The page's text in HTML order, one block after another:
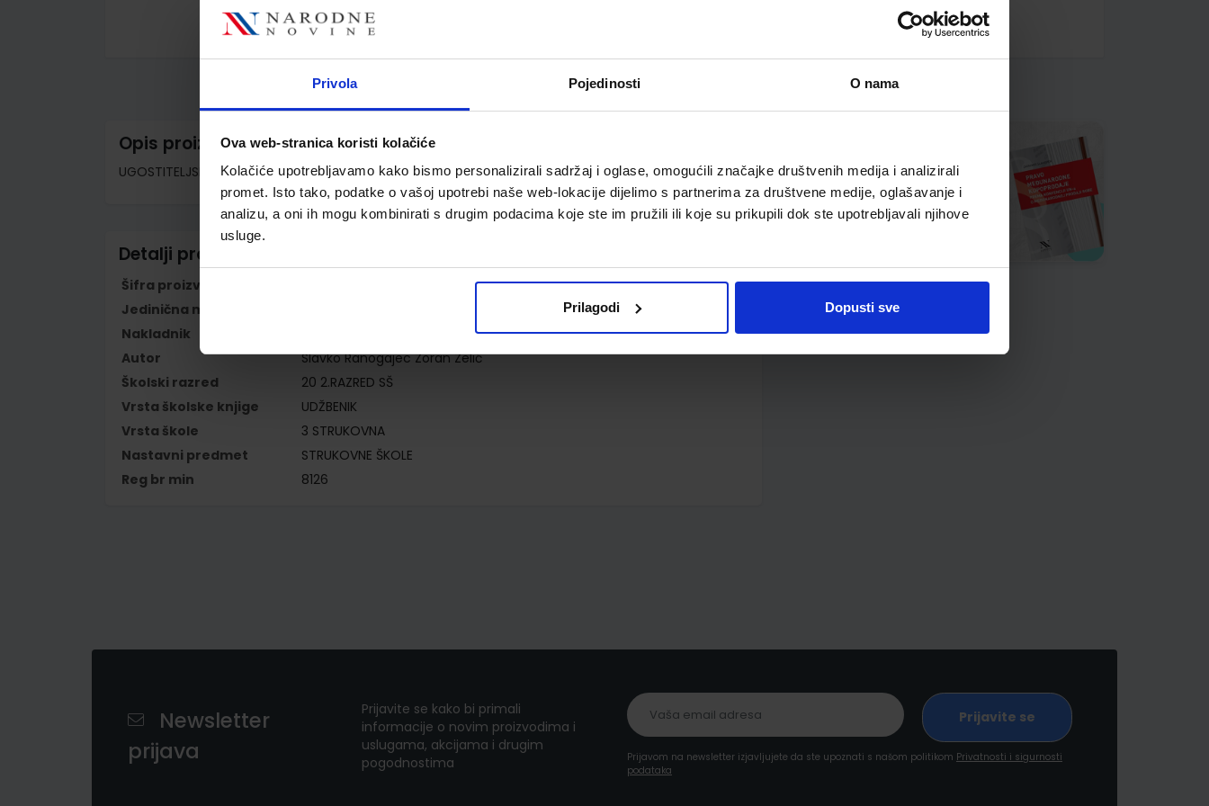
Privola Pojedinosti O nama
Ova web-stranica koristi kolačiće
Kolačiće upotrebljavamo kako bismo personalizirali sadržaj i oglase, omogućili značajke društvenih medija i analizirali
promet. Isto tako, podatke o vašoj upotrebi naše web-lokacije dijelimo s partnerima za društvene medije, oglašavanje i
analizu, a oni ih mogu kombinirati s drugim podacima koje ste im pružili ili koje su prikupili dok ste upotrebljavali njihove
usluge.
Prilagodi Dopusti sve
gallery
Opis proizvoda
UGOSTITELJSKO POSLUŽIVANJE; udžbenik za 2. razred srednjih strukovnih škola
Detalji proizvoda
Šifra proizvoda
Jedinična mjera
Nakladnik
Autor
Slavko Ranogajec Zoran Zelić
Školski razred
20 2.RAZRED SŠ
Vrsta školske knjige
UDŽBENIK
Vrsta škole
3 STRUKOVNA
Nastavni predmet
STRUKOVNE ŠKOLE
Reg br min
8126
Newsletter
prijava
Prijavite se kako bi primali
informacije o novim proizvodima i
uslugama, akcijama i drugim
pogodnostima
Prijavom na newsletter izjavljujete da ste upoznati s našom politikom Privatnosti i sigurnosti
podataka